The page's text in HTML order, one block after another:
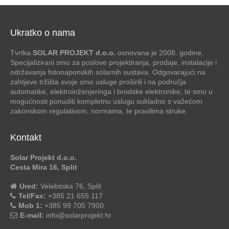
Ukratko o nama
Tvrtka SOLAR PROJEKT d.o.o. osnovana je 2008. godine.
Specijalizirani smo za poslove projektiranja, prodaje, instalacije i
održavanja fotonaponskih solarnih sustava. Odgovarajući na
zahtjeve tržišta svoje smo usluge proširili i na područja
automatike, elektroinženjeringa i brodske elektronike, te smo u
mogućnosti ponuditi kompletnu uslugu sukladno s važećom
zakonskom regulativom, normama, te pravilima struke.
Kontakt
Solar Projekt d.o.o.
Cesta Mira 16, Split
Ured: Velebitska 76, Split
Tel/Fax: +385 21 655 117
Mob 1: +385 99 705 7900
E-mail: info@solarprojekt.hr